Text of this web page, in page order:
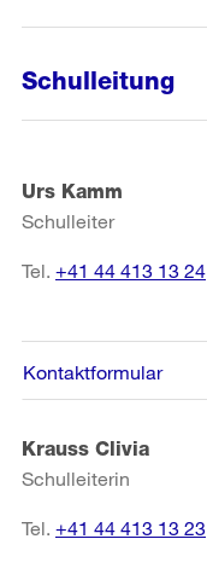
Schulleitung
Urs Kamm
Schulleiter
Tel. +41 44 413 13 24
Kontaktformular
Krauss Clivia
Schulleiterin
Tel. +41 44 413 13 23